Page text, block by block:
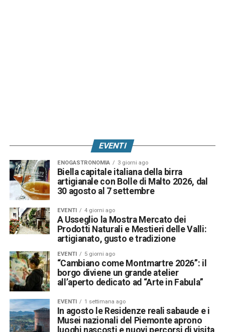
EVENTI
ENOGASTRONOMIA 3 giorni ago
Biella capitale italiana della birra
artigianale con Bolle di Malto 2026, dal
30 agosto al 7 settembre
EVENTI 4 giorni ago
A Usseglio la Mostra Mercato dei
Prodotti Naturali e Mestieri delle Valli:
artigianato, gusto e tradizione
EVENTI 5 giorni ago
“Cambiano come Montmartre 2026”: il
borgo diviene un grande atelier
all’aperto dedicato ad “Arte in Fabula”
EVENTI 1 settimana ago
In agosto le Residenze reali sabaude e i
Musei nazionali del Piemonte aprono
luoghi nascosti e nuovi percorsi di visita